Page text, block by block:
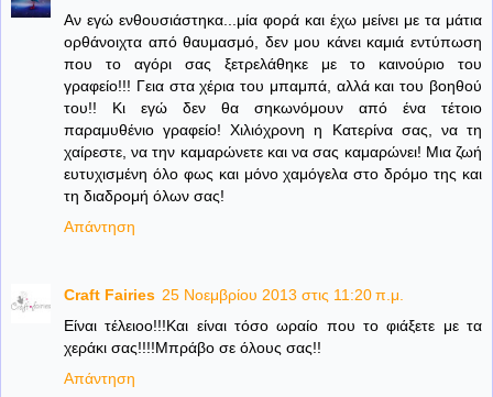
Αν εγώ ενθουσιάστηκα...μία φορά και έχω μείνει με τα μάτια
ορθάνοιχτα από θαυμασμό, δεν μου κάνει καμιά εντύπωση
που το αγόρι σας ξετρελάθηκε με το καινούριο του
γραφείο!!! Γεια στα χέρια του μπαμπά, αλλά και του βοηθού
του!! Κι εγώ δεν θα σηκωνόμουν από ένα τέτοιο
παραμυθένιο γραφείο! Χιλιόχρονη η Κατερίνα σας, να τη
χαίρεστε, να την καμαρώνετε και να σας καμαρώνει! Μια ζωή
ευτυχισμένη όλο φως και μόνο χαμόγελα στο δρόμο της και
τη διαδρομή όλων σας!
Απάντηση
Craft Fairies 25 Νοεμβρίου 2013 στις 11:20 π.μ.
Είναι τέλειοο!!!Και είναι τόσο ωραίο που το φιάξετε με τα
χεράκι σας!!!!Μπράβο σε όλους σας!!
Απάντηση